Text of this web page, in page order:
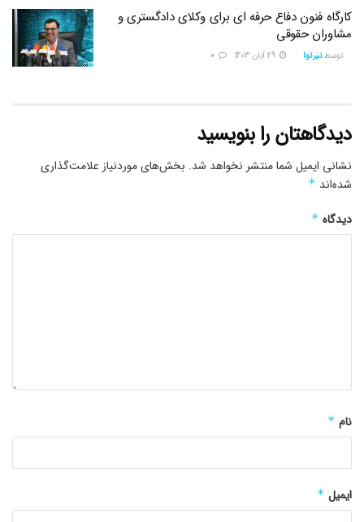
کارگاه فنون دفاع حرفه ای برای وکلای دادگستری و
مشاوران حقوقی
توسط نیرتوا
دیدگاهتان را بنویسید
نشانی ایمیل شما منتشر نخواهد شد. بخش‌های موردنیاز علامت‌گذاری
شده‌اند *
دیدگاه *
نام *
ایمیل *